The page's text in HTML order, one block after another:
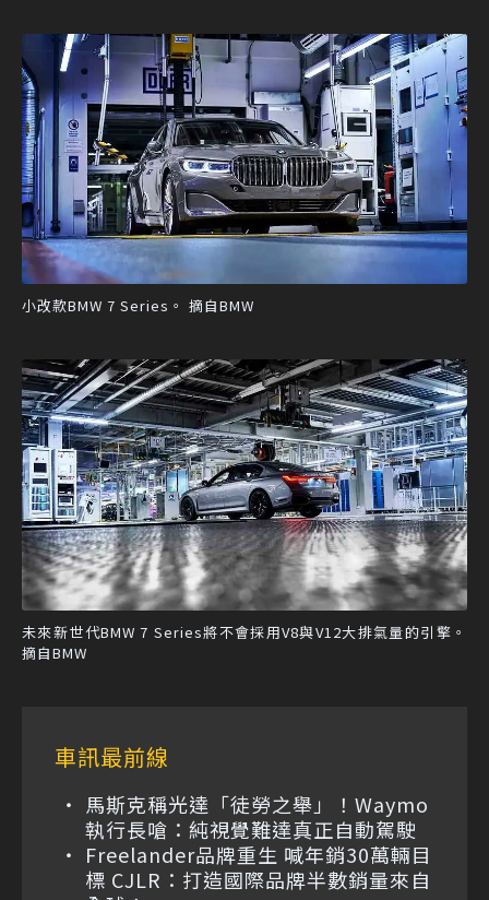
小改款BMW 7 Series。 摘自BMW
未來新世代BMW 7 Series將不會採用V8與V12大排氣量的引擎。
摘自BMW
車訊最前線
馬斯克稱光達「徒勞之舉」！Waymo
執行長嗆：純視覺難達真正自動駕駛
Freelander品牌重生 喊年銷30萬輛目
標 CJLR：打造國際品牌半數銷量來自